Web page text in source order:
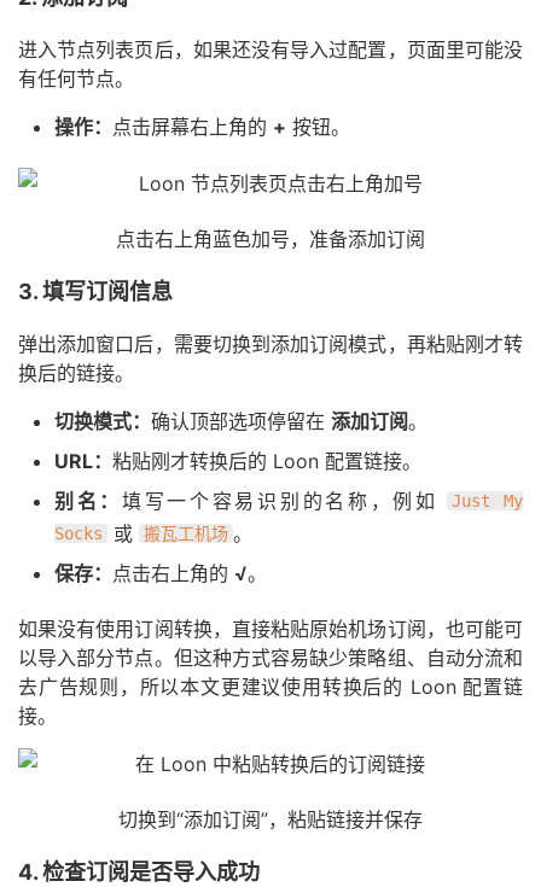
进入节点列表页后，如果还没有导入过配置，页面里可能没
有任何节点。
操作： 点击屏幕右上角的 + 按钮。
点击右上角蓝色加号，准备添加订阅
3. 填写订阅信息
弹出添加窗口后，需要切换到添加订阅模式，再粘贴刚才转
换后的链接。
切换模式： 确认顶部选项停留在 添加订阅。
URL： 粘贴刚才转换后的 Loon 配置链接。
别名：填写一个容易识别的名称，例如
Just My
Socks
或 搬瓦工机场 。
保存： 点击右上角的 √。
如果没有使用订阅转换，直接粘贴原始机场订阅，也可能可
以导入部分节点。但这种方式容易缺少策略组、自动分流和
去广告规则，所以本文更建议使用转换后的 Loon 配置链
接。
切换到“添加订阅”，粘贴链接并保存
4. 检查订阅是否导入成功